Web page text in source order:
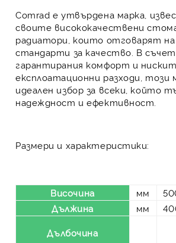
Comrad е утвърдена марка,
своите висококачествени
радиатори, които отговарят
стандарти за качество. В
гарантирания комфорт и
експлоатационни разходи, този
идеален избор за всеки, който
надеждност и ефективност.
Размери и характеристики:
Височина мм
Дължина
мм
Дълбочина